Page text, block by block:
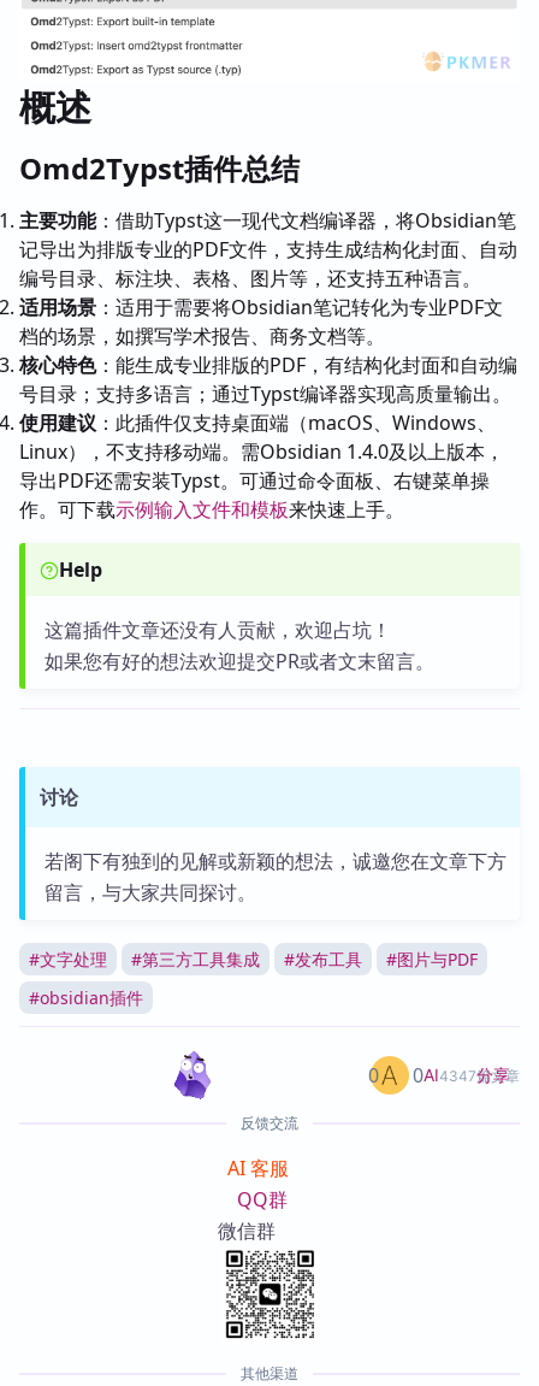
概述
Omd2Typst插件总结
主要功能：借助Typst这一现代文档编译器，将Obsidian笔
记导出为排版专业的PDF文件，支持生成结构化封面、自动
编号目录、标注块、表格、图片等，还支持五种语言。
适用场景 ：适用于需要将Obsidian笔记转化为专业PDF文
档的场景，如撰写学术报告、商务文档等。
核心特色：能生成专业排版的PDF，有结构化封面和自动编
号目录；支持多语言；通过Typst编译器实现高质量输出。
使用建议 ：此插件仅支持桌面端（macOS、Windows、
Linux），不支持移动端。需Obsidian 1.4.0及以上版本，
导出PDF还需安装Typst。可通过命令面板、右键菜单操
作。可下载示例输入文件和模板来快速上手。
Help
这篇插件文章还没有人贡献，欢迎占坑！
如果您有好的想法欢迎提交PR或者文末留言。
讨论
若阁下有独到的见解或新颖的想法，诚邀您在文章下方
留言，与大家共同探讨。
#文字处理 #第三方工具集成 #发布工具 #图片与PDF
#obsidian插件
AI4347篇文章
0 0 分享
反馈交流
AI 客服
QQ群
微信群
其他渠道